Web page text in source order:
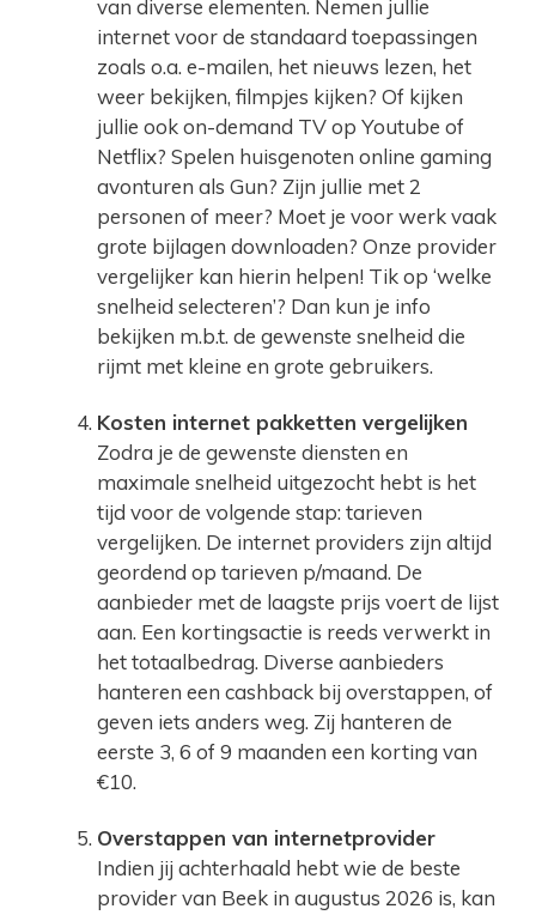
van diverse elementen. Nemen jullie
internet voor de standaard toepassingen
zoals o.a. e-mailen, het nieuws lezen, het
weer bekijken, filmpjes kijken? Of kijken
jullie ook on-demand TV op Youtube of
Netflix? Spelen huisgenoten online gaming
avonturen als Gun? Zijn jullie met 2
personen of meer? Moet je voor werk vaak
grote bijlagen downloaden? Onze provider
vergelijker kan hierin helpen! Tik op ‘welke
snelheid selecteren’? Dan kun je info
bekijken m.b.t. de gewenste snelheid die
rijmt met kleine en grote gebruikers.
Kosten internet pakketten vergelijken
Zodra je de gewenste diensten en
maximale snelheid uitgezocht hebt is het
tijd voor de volgende stap: tarieven
vergelijken. De internet providers zijn altijd
geordend op tarieven p/maand. De
aanbieder met de laagste prijs voert de lijst
aan. Een kortingsactie is reeds verwerkt in
het totaalbedrag. Diverse aanbieders
hanteren een cashback bij overstappen, of
geven iets anders weg. Zij hanteren de
eerste 3, 6 of 9 maanden een korting van
€10.
Overstappen van internetprovider
Indien jij achterhaald hebt wie de beste
provider van Beek in augustus 2026 is, kan